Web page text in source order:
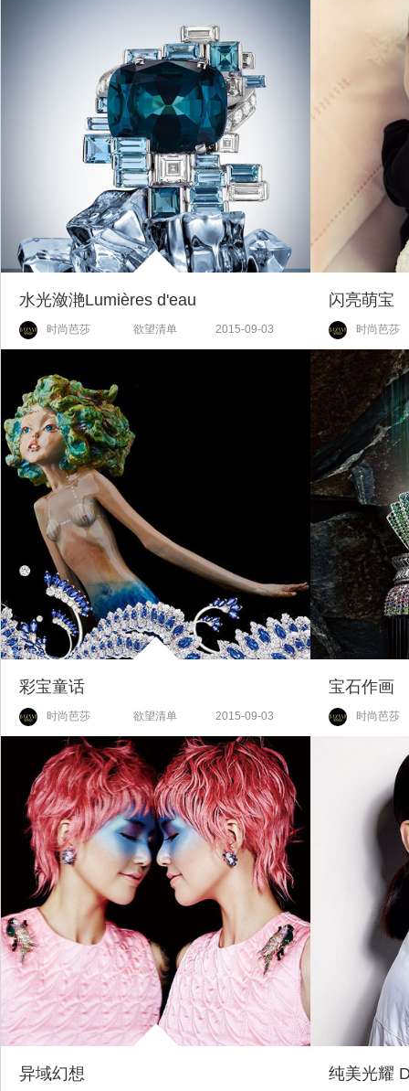
水光潋滟Lumières d'eau
时尚芭莎 欲望清单 2015-09-03
闪亮萌宝
时尚芭莎
彩宝童话
时尚芭莎 欲望清单 2015-09-03
宝石作画
时尚芭莎
异域幻想 纯美光耀